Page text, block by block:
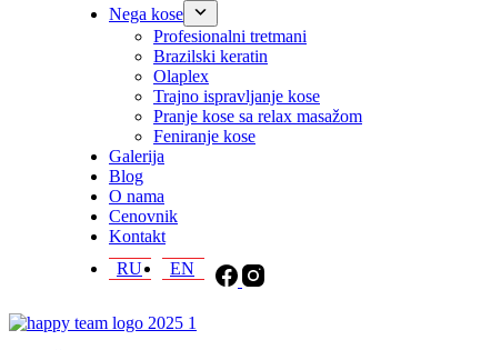
Nega kose
Profesionalni tretmani
Brazilski keratin
Olaplex
Trajno ispravljanje kose
Pranje kose sa relax masažom
Feniranje kose
Galerija
Blog
O nama
Cenovnik
Kontakt
RU
EN